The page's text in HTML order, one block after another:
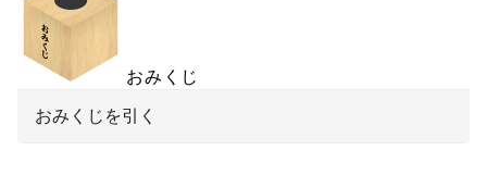
おみくじ
おみくじを引く